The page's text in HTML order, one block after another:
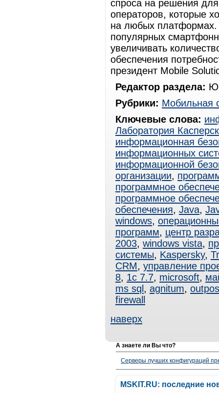
спроса на решения
операторов, которые
на любых
популярных
увеличивать
обеспечения
президент Mobile
Редактор раздела:
Рубрики: Мобильная
Ключевые слова:
Лаборатория
информационная
информационных
информационной
организации,
программное
программное
обеспечения, Java,
windows,
программ, центр
2003, windows vista,
системы, Kaspersky,
CRM, управление
8, 1с 7.7, microsoft,
ms sql , agnitum,
firewall
наверх
А знаете ли Вы что?
Серверы лучших конфигураций
MSKIT.RU: последние